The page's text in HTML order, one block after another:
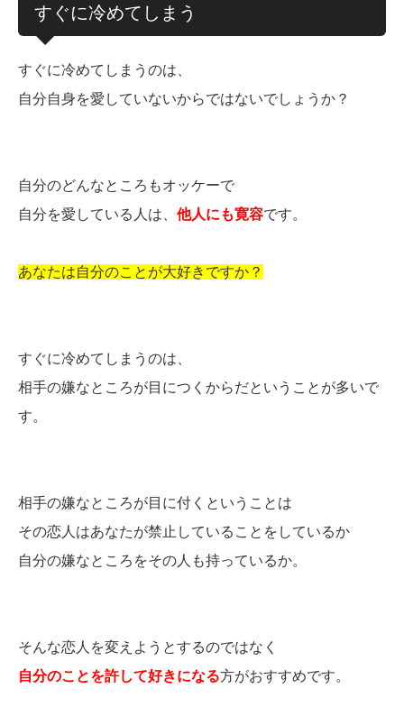
すぐに冷めてしまう
すぐに冷めてしまうのは、
自分自身を愛していないからではないでしょうか？
自分のどんなところもオッケーで
自分を愛している人は、 他人にも寛容です。
あなたは自分のことが大好きですか？
すぐに冷めてしまうのは、
相手の嫌なところが目につくからだということが多いで
す。
相手の嫌なところが目に付くということは
その恋人はあなたが禁止していることをしているか
自分の嫌なところをその人も持っているか。
そんな恋人を変えようとするのではなく
自分のことを許して好きになる方がおすすめです。